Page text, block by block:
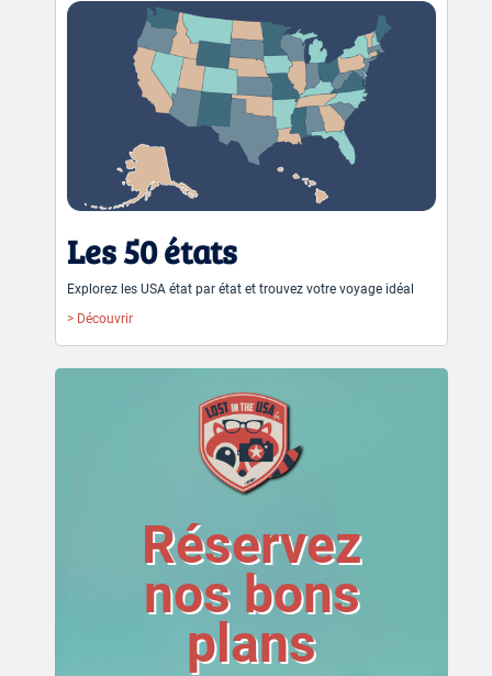
Les 50 états
Explorez les USA état par état et trouvez votre voyage idéal
> Découvrir
Réservez
nos bons
plans